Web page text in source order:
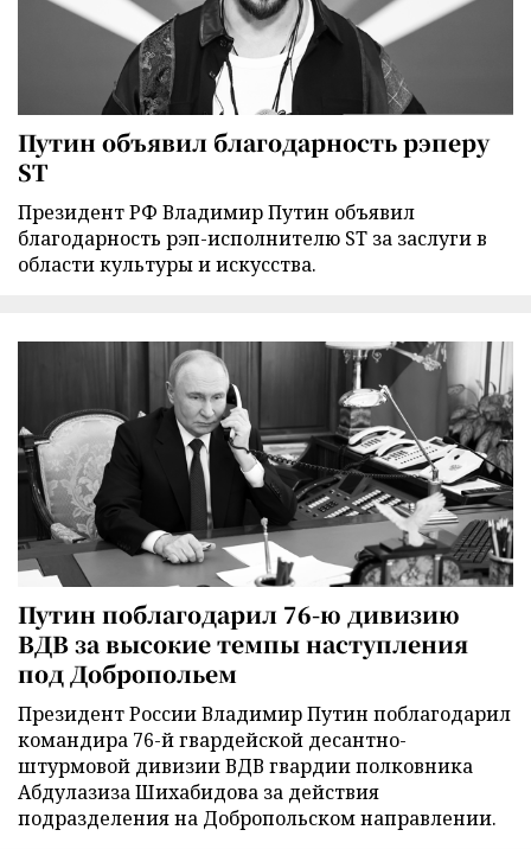
Путин объявил благодарность рэперу
ST
Президент РФ Владимир Путин объявил
благодарность рэп-исполнителю ST за заслуги в
области культуры и искусства.
Путин поблагодарил 76-ю дивизию
ВДВ за высокие темпы наступления
под Добропольем
Президент России Владимир Путин поблагодарил
командира 76-й гвардейской десантно-
штурмовой дивизии ВДВ гвардии полковника
Абдулазиза Шихабидова за действия
подразделения на Добропольском направлении.